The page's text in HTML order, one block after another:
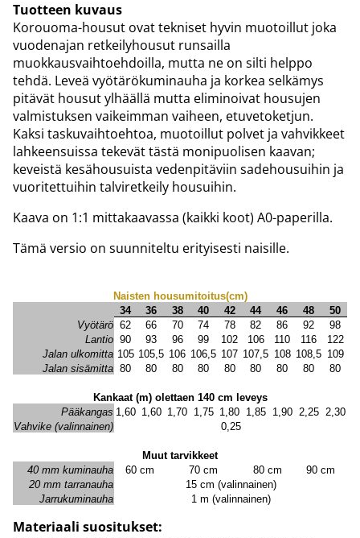
Tuotteen kuvaus
Korouoma-housut ovat tekniset hyvin muotoillut joka
vuodenajan retkeilyhousut runsailla
muokkausvaihtoehdoilla, mutta ne on silti helppo
tehdä. Leveä vyötärökuminauha ja korkea selkämys
pitävät housut ylhäällä mutta eliminoivat housujen
valmistuksen vaikeimman vaiheen, etuvetoketjun.
Kaksi taskuvaihtoehtoa, muotoillut polvet ja vahvikkeet
lahkeensuissa tekevät tästä monipuolisen kaavan;
keveistä kesähousuista vedenpitäviin sadehousuihin ja
vuoritettuihin talviretkeily housuihin.
Kaava on 1:1 mittakaavassa (kaikki koot) A0-paperilla.
Tämä versio on suunniteltu erityisesti naisille.
Naisten housumitoitus(cm)
34
36 38 40 42 44 46 48
50
Vyötärö 62 66 70 74 78 82 86 92
98
Lantio 90 93 96 99 102 106 110 116
122
Jalan ulkomitta 105 105,5 106 106,5 107 107,5 108 108,5 109
Jalan sisämitta 80 80 80 80 80 80 80 80 80
Kankaat (m) olettaen 140 cm leveys
Pääkangas 1,60 1,60 1,70 1,75 1,80 1,85 1,90 2,25 2,30
Vahvike (valinnainen)
0,25
Muut tarvikkeet
40 mm kuminauha
60 cm 70 cm 80 cm
90 cm
20 mm tarranauha
15 cm (valinnainen)
Jarrukuminauha
1 m (valinnainen)
Materiaali suositukset: